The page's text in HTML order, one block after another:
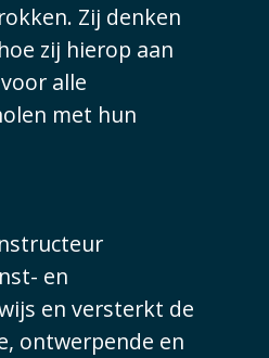
Zij denken
zij hierop aan
alle
met hun
en
en versterkt de
ontwerpende en